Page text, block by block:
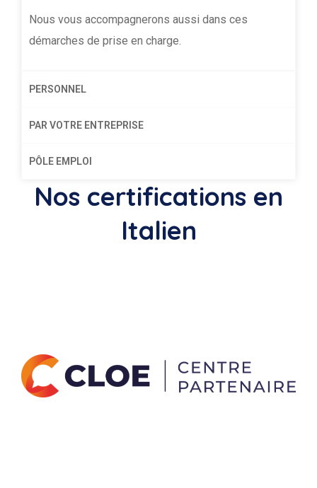
Nous vous accompagnerons aussi dans ces
démarches de prise en charge.
PERSONNEL
PAR VOTRE ENTREPRISE
PÔLE EMPLOI
Nos certifications en
Italien